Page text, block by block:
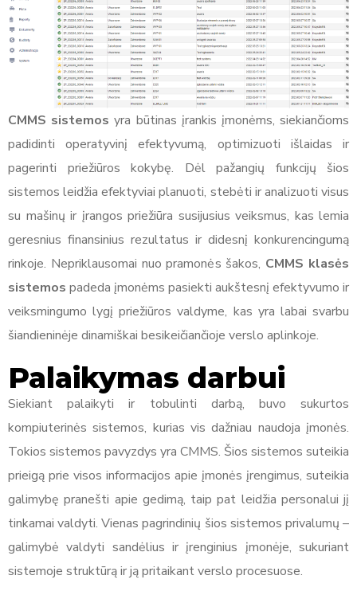
CMMS sistemos yra būtinas įrankis įmonėms, siekiančioms
padidinti operatyvinį efektyvumą, optimizuoti išlaidas ir
pagerinti priežiūros kokybę. Dėl pažangių funkcijų šios
sistemos leidžia efektyviai planuoti, stebėti ir analizuoti visus
su mašinų ir įrangos priežiūra susijusius veiksmus, kas lemia
geresnius finansinius rezultatus ir didesnį konkurencingumą
rinkoje. Nepriklausomai nuo pramonės šakos, CMMS klasės
sistemos padeda įmonėms pasiekti aukštesnį efektyvumo ir
veiksmingumo lygį priežiūros valdyme, kas yra labai svarbu
šiandieninėje dinamiškai besikeičiančioje verslo aplinkoje.
Palaikymas darbui
Siekiant palaikyti ir tobulinti darbą, buvo sukurtos
kompiuterinės sistemos, kurias vis dažniau naudoja įmonės.
Tokios sistemos pavyzdys yra CMMS. Šios sistemos suteikia
prieigą prie visos informacijos apie įmonės įrengimus, suteikia
galimybę pranešti apie gedimą, taip pat leidžia personalui jį
tinkamai valdyti. Vienas pagrindinių šios sistemos privalumų –
galimybė valdyti sandėlius ir įrenginius įmonėje, sukuriant
sistemoje struktūrą ir ją pritaikant verslo procesuose.